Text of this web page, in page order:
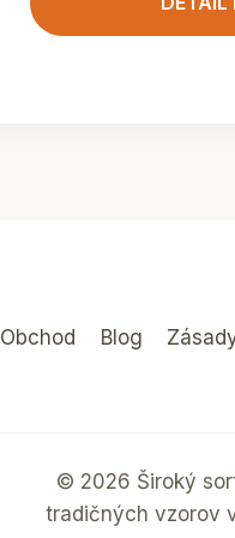
Obchod Blog
© 2026 Široký
tradičných vzorov